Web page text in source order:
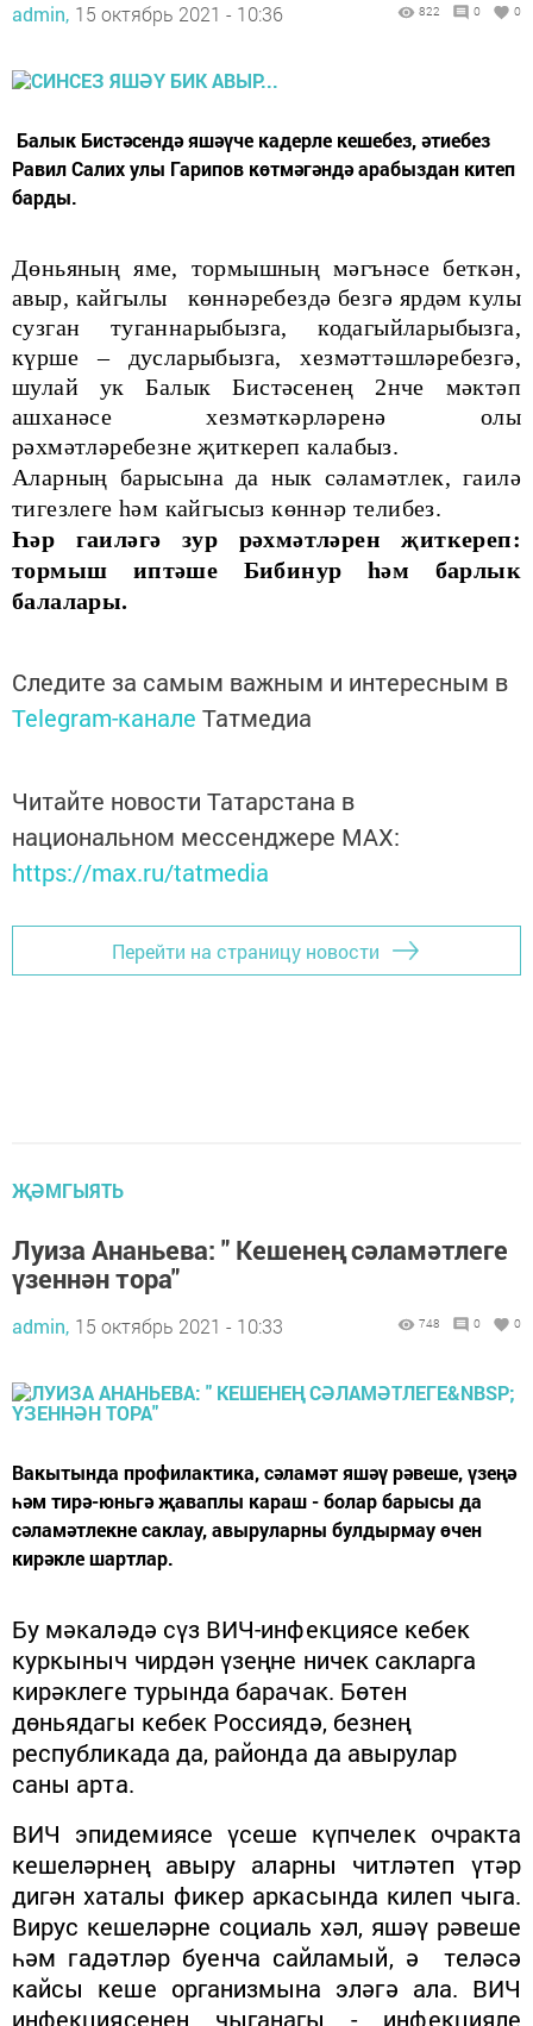
admin, 15 октябрь 2021 - 10:36 822 0 0
Балык Бистәсендә яшәүче кадерле кешебез, әтиебез
Равил Салих улы Гарипов көтмәгәндә арабыздан китеп
барды.
Дөньяның яме, тормышның мәгънәсе беткән,
авыр, кайгылы көннәребездә безгә ярдәм кулы
сузган туганнарыбызга, кодагыйларыбызга,
күрше – дусларыбызга, хезмәттәшләребезгә,
шулай ук Балык Бистәсенең 2нче мәктәп
ашханәсе хезмәткәрләренә олы
рәхмәтләребезне җиткереп калабыз.
Аларның барысына да нык сәламәтлек, гаилә
тигезлеге һәм кайгысыз көннәр телибез.
Һәр гаиләгә зур рәхмәтләрен җиткереп:
тормыш иптәше Бибинур һәм барлык
балалары.
Следите за самым важным и интересным в
Telegram-канале Татмедиа
Читайте новости Татарстана в
национальном мессенджере MАХ:
https://max.ru/tatmedia
Перейти на страницу новости
ҖӘМГЫЯТЬ
Луиза Ананьева: " Кешенең сәламәтлеге
үзеннән тора"
admin, 15 октябрь 2021 - 10:33 748 0 0
Вакытында профилактика, сәламәт яшәү рәвеше, үзеңә
һәм тирә-юньгә җаваплы караш - болар барысы да
сәламәтлекне саклау, авыруларны булдырмау өчен
кирәкле шартлар.
Бу мәкаләдә сүз ВИЧ-инфекциясе кебек
куркыныч чирдән үзеңне ничек сакларга
кирәклеге турында барачак. Бөтен
дөньядагы кебек Россиядә, безнең
республикада да, районда да авырулар
саны арта.
ВИЧ эпидемиясе үсеше күпчелек очракта
кешеләрнең авыру аларны читләтеп үтәр
дигән хаталы фикер аркасында килеп чыга.
Вирус кешеләрне социаль хәл, яшәү рәвеше
һәм гадәтләр буенча сайламый, ә теләсә
кайсы кеше организмына эләгә ала. ВИЧ
инфекциясенең чыганагы - инфекцияле